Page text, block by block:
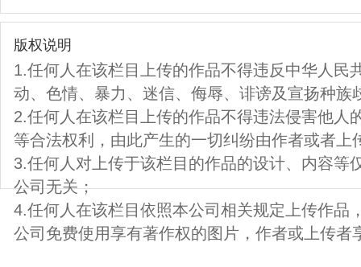
版权说明
1.任何人在该栏目上传的作品不得违反中华人民
动、色情、暴力、迷信、侮辱、诽谤及宣扬种族
2.任何人在该栏目上传的作品不得违法侵害他人
等合法权利，由此产生的一切纠纷由作者或者上
3.任何人对上传于该栏目的作品的设计、内容等
公司无关；
4.任何人在该栏目依照本公司相关规定上传作品
公司免费使用享有著作权的图片，作者或上传者